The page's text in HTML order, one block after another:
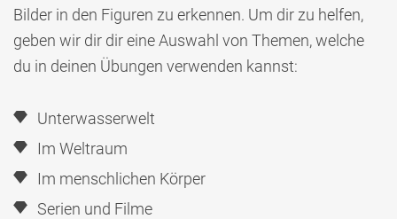
Bilder in den Figuren zu erkennen. Um dir zu helfen,
geben wir dir dir eine Auswahl von Themen, welche
du in deinen Übungen verwenden kannst:
Unterwasserwelt
Im Weltraum
Im menschlichen Körper
Serien und Filme